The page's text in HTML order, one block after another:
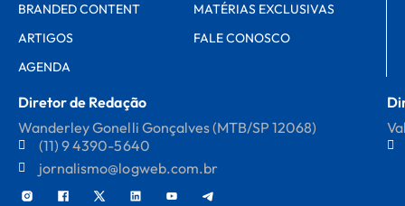
BRANDED CONTENT
ARTIGOS
AGENDA
MATÉRIAS EXCLUSIVAS
FALE CONOSCO
Diretor de Redação
Wanderley Gonelli Gonçalves (MTB/SP 12068)
(11) 9 4390-5640
jornalismo@logweb.com.br